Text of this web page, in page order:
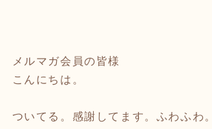
メルマガ会員の皆様
こんにちは。
ついてる。感謝してます。ふわふわ。